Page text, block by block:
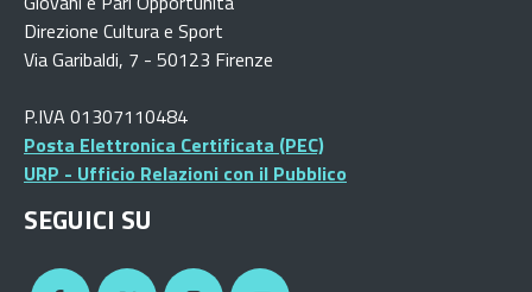
Direzione Cultura e Sport
Via Garibaldi, 7 - 50123 Firenze
P.IVA 01307110484
Posta Elettronica Certificata (PEC)
URP - Ufficio Relazioni con il Pubblico
SEGUICI SU